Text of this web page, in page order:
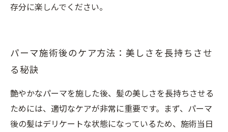
存分に楽しんでください。
パーマ施術後のケア方法：美しさを長持ちさせ
る秘訣
艶やかなパーマを施した後、髪の美しさを長持ちさせる
ためには、適切なケアが非常に重要です。まず、パーマ
後の髪はデリケートな状態になっているため、施術当日